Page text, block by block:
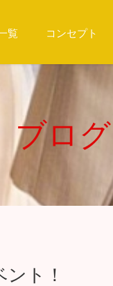
覧 コンセプト
ブログ
ト！